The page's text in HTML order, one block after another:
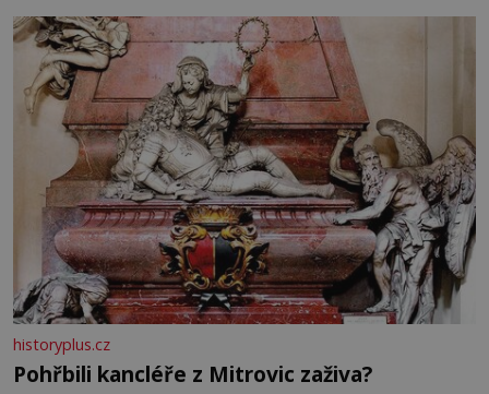
se na koloběžce a den zakončit poznáváním památek ve
Velkých Losinách nebo v termálním
historyplus.cz
Pohřbili kancléře z Mitrovic zaživa?